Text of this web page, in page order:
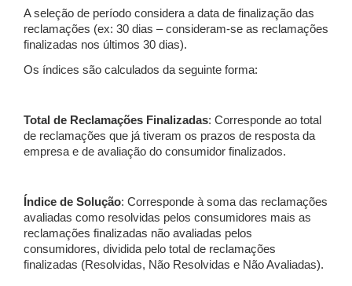
A seleção de período considera a data de finalização das
reclamações (ex: 30 dias – consideram-se as reclamações
finalizadas nos últimos 30 dias).
Os índices são calculados da seguinte forma:
Total de Reclamações Finalizadas: Corresponde ao total
de reclamações que já tiveram os prazos de resposta da
empresa e de avaliação do consumidor finalizados.
Índice de Solução: Corresponde à soma das reclamações
avaliadas como resolvidas pelos consumidores mais as
reclamações finalizadas não avaliadas pelos
consumidores, dividida pelo total de reclamações
finalizadas (Resolvidas, Não Resolvidas e Não Avaliadas).